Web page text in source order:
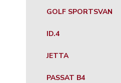
GOLF SPORTSVAN
ID.4
JETTA
PASSAT B4